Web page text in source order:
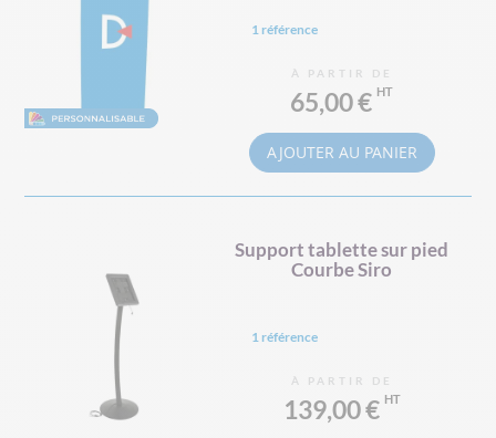
1 référence
À PARTIR DE
65,00 €
AJOUTER AU PANIER
Support tablette sur pied
Courbe Siro
1 référence
À PARTIR DE
139,00 €